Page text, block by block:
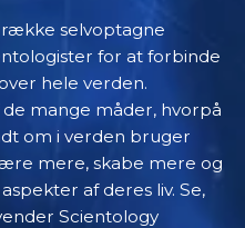
selvoptagne
for at forbinde
hele verden.
mange måder, hvorpå
om i verden bruger
mere, skabe mere og
af deres liv. Se,
Scientology